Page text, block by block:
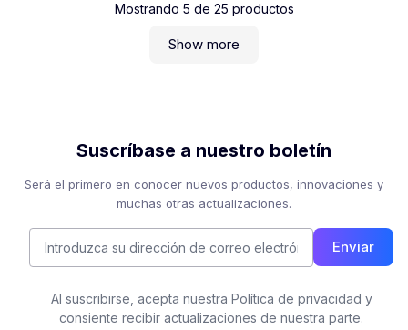
Mostrando 5 de 25 productos
Show more
Suscríbase a nuestro boletín
Será el primero en conocer nuevos productos, innovaciones y
muchas otras actualizaciones.
Enviar
Al suscribirse, acepta nuestra Política de privacidad y
consiente recibir actualizaciones de nuestra parte.